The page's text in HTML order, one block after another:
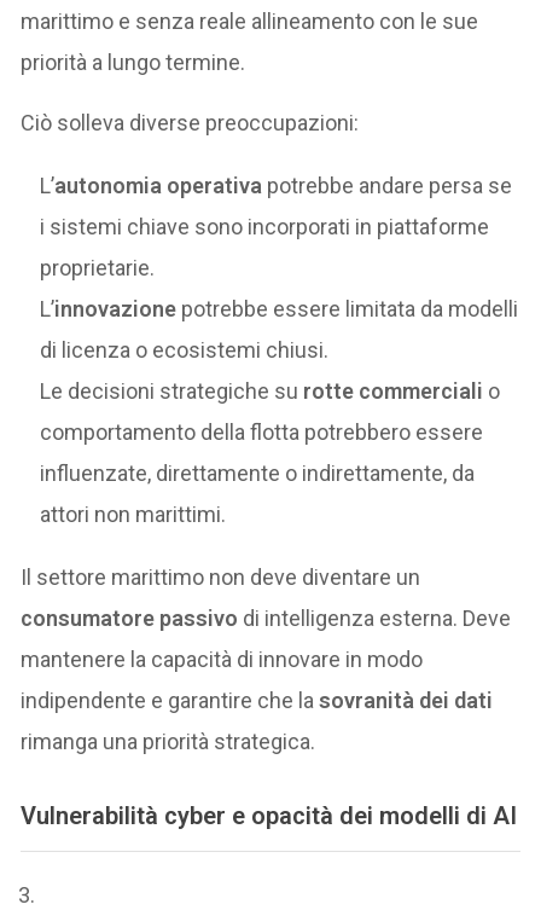
marittimo e senza reale allineamento con le sue
priorità a lungo termine.
Ciò solleva diverse preoccupazioni:
L’autonomia operativa potrebbe andare persa se
i sistemi chiave sono incorporati in piattaforme
proprietarie.
L’innovazione potrebbe essere limitata da modelli
di licenza o ecosistemi chiusi.
Le decisioni strategiche su rotte commerciali o
comportamento della flotta potrebbero essere
influenzate, direttamente o indirettamente, da
attori non marittimi.
Il settore marittimo non deve diventare un
consumatore passivo di intelligenza esterna. Deve
mantenere la capacità di innovare in modo
indipendente e garantire che lasovranità dei dati
rimanga una priorità strategica.
Vulnerabilità cyber e opacità dei modelli di AI